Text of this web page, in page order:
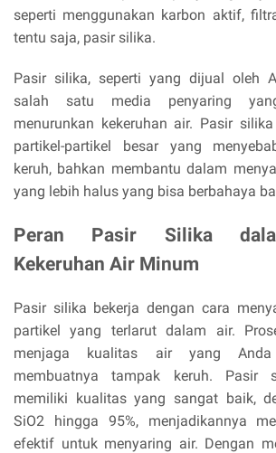
seperti menggunakan karbon aktif,
tentu saja, pasir silika.
Pasir silika, seperti yang dijual oleh
salah satu media penyaring
menurunkan kekeruhan air. Pasir
partikel-partikel besar yang
keruh, bahkan membantu dalam
yang lebih halus yang bisa berbahaya
Peran Pasir Silika
Kekeruhan Air Minum
Pasir silika bekerja dengan cara
partikel yang terlarut dalam air.
menjaga kualitas air yang
membuatnya tampak keruh. Pasir
memiliki kualitas yang sangat baik,
SiO2 hingga 95%, menjadikannya
efektif untuk menyaring air. Dengan